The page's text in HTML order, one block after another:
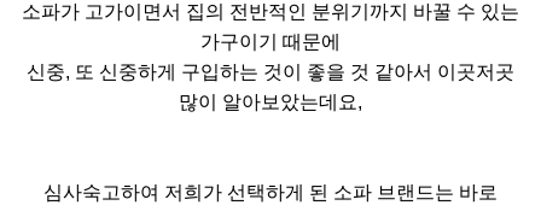
소파가 고가이면서 집의 전반적인 분위기까지 바꿀 수 있는
가구이기 때문에
신중, 또 신중하게 구입하는 것이 좋을 것 같아서 이곳저곳
많이 알아보았는데요,
심사숙고하여 저희가 선택하게 된 소파 브랜드는 바로